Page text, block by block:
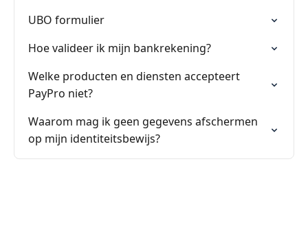
UBO formulier
Hoe valideer ik mijn bankrekening?
Welke producten en diensten accepteert
PayPro niet?
Waarom mag ik geen gegevens afschermen
op mijn identiteitsbewijs?